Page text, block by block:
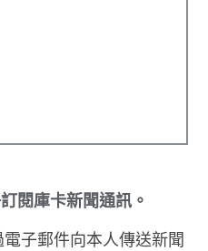
閱庫卡新聞通訊。
子郵件向本人傳送新聞